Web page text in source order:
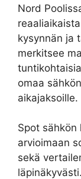
Nord
kysynnän ja
merkitsee
omaa
aikajaksoille.
Spot
arvioimaan
sekä